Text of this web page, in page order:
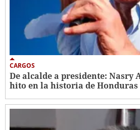
CARGOS
De alcalde a presidente: Nasry
hito en la historia de Honduras